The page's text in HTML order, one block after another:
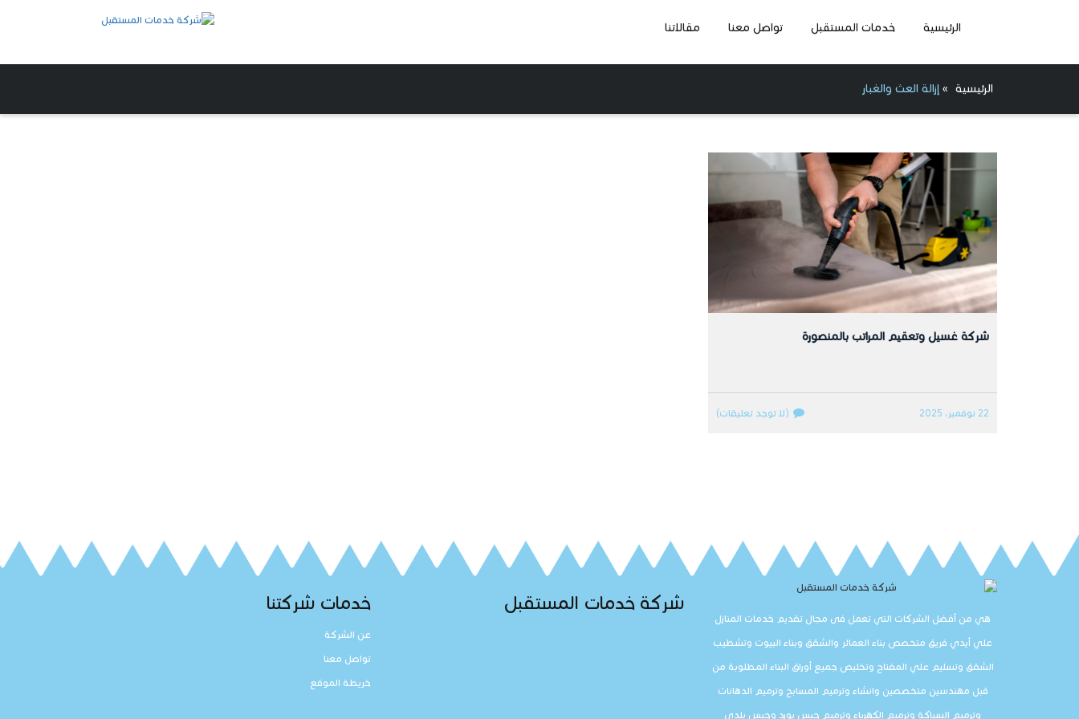
الرئيسية خدمات المستقبل تواصل معنا مقالاتنا
الرئيسية » إزالة العث والغبار
شركة غسيل وتعقيم المراتب بالمنصورة
22 نوفمبر، 2025 (لا توجد تعليقات)
هي من أفضل الشركات التي تعمل فى مجال تقديم خدمات المنازل
علي أيدي فريق متخصص بناء العمائر والشقق وبناء البيوت وتشطيب
الشقق وتسليم علي المفتاح وتخليص جميع أوراق البناء المطلوبة من
قبل مهندسين متخصصين وانشاء وترميم المسابح وترميم الدهانات
وترميم السباكة وترميم الكهرباء وترميم جبس بورد وجبس بلدي
شركة خدمات المستقبل خدمات شركتنا
عن الشركة
تواصل معنا
خريطة الموقع